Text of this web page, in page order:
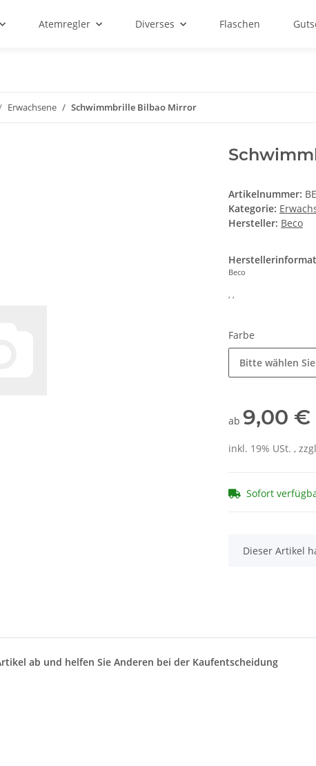
Atemregler Diverses Flaschen
Erwachsene Schwimmbrille Bilbao Mirror
Artikelnummer:
Kategorie:
Hersteller: Beco
Beco
, ,
Farbe
Bitte wählen
ab 9,00 €
inkl. 19% USt. ,
Sofort
x
Dieser Artikel
ab und helfen Sie Anderen bei der Kaufentscheidung